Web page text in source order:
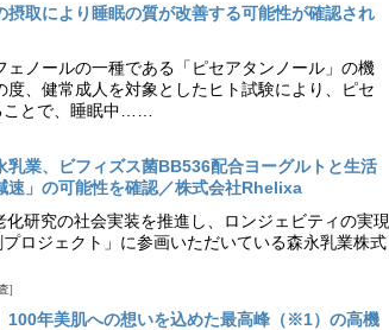
摂取により睡眠の質が改善する可能性が確認され
ノールの一種である「ピセアタンノール」の機
、健常成人を対象としたヒト試験により、ピセ
ことで、睡眠中……
乳業、ビフィズス菌BB536配合ヨーグルトと生活
速」の可能性を確認／株式会社Rhelixa
研究の社会実装を推進し、ロンジェビティの実現
ロジェクト」に参画いただいている森永乳業株式
年美肌への想いを込めた最高峰（※1）の高機